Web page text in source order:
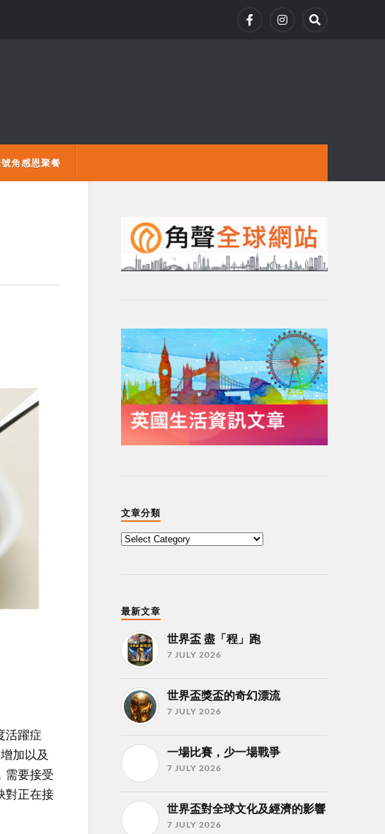
角感恩聚餐
活躍症
加以及
需要接受
對正在接
文章分類
最新文章
世界盃 盡「程」跑
7 JULY 2026
世界盃獎盃的奇幻漂流
7 JULY 2026
一場比賽，少一場戰爭
7 JULY 2026
世界盃對全球文化及經濟的影響
7 JULY 2026